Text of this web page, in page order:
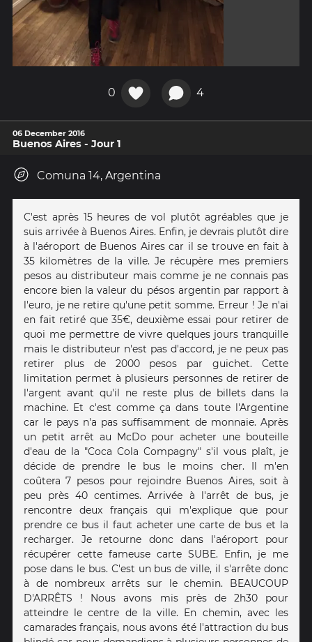
0 4
06 December 2016
Buenos Aires - Jour 1
Comuna 14, Argentina
C'est après 15 heures de vol plutôt agréables que je
suis arrivée à Buenos Aires. Enfin, je devrais plutôt dire
à l'aéroport de Buenos Aires car il se trouve en fait à
35 kilomètres de la ville. Je récupère mes premiers
pesos au distributeur mais comme je ne connais pas
encore bien la valeur du pésos argentin par rapport à
l'euro, je ne retire qu'une petit somme. Erreur ! Je n'ai
en fait retiré que 35€, deuxième essai pour retirer de
quoi me permettre de vivre quelques jours tranquille
mais le distributeur n'est pas d'accord, je ne peux pas
retirer plus de 2000 pesos par guichet. Cette
limitation permet à plusieurs personnes de retirer de
l'argent avant qu'il ne reste plus de billets dans la
machine. Et c'est comme ça dans toute l'Argentine
car le pays n'a pas suffisamment de monnaie. Après
un petit arrêt au McDo pour acheter une bouteille
d'eau de la "Coca Cola Compagny" s'il vous plaît, je
décide de prendre le bus le moins cher. Il m'en
coûtera 7 pesos pour rejoindre Buenos Aires, soit à
peu près 40 centimes. Arrivée à l'arrêt de bus, je
rencontre deux français qui m'explique que pour
prendre ce bus il faut acheter une carte de bus et la
recharger. Je retourne donc dans l'aéroport pour
récupérer cette fameuse carte SUBE. Enfin, je me
pose dans le bus. C'est un bus de ville, il s'arrête donc
à de nombreux arrêts sur le chemin. BEAUCOUP
D'ARRÊTS ! Nous avons mis près de 2h30 pour
atteindre le centre de la ville. En chemin, avec les
camarades français, nous avons été l'attraction du bus